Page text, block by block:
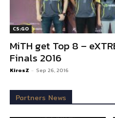
CS:GO
MiTH get Top 8 –
Finals 2016
KirosZ - Sep 26, 2016
Partners News